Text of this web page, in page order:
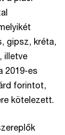
gipsz, kréta,
illetve
2019-es
forintot,
kötelezett.